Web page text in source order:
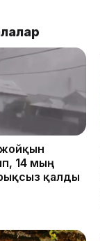
14 мың
қалды